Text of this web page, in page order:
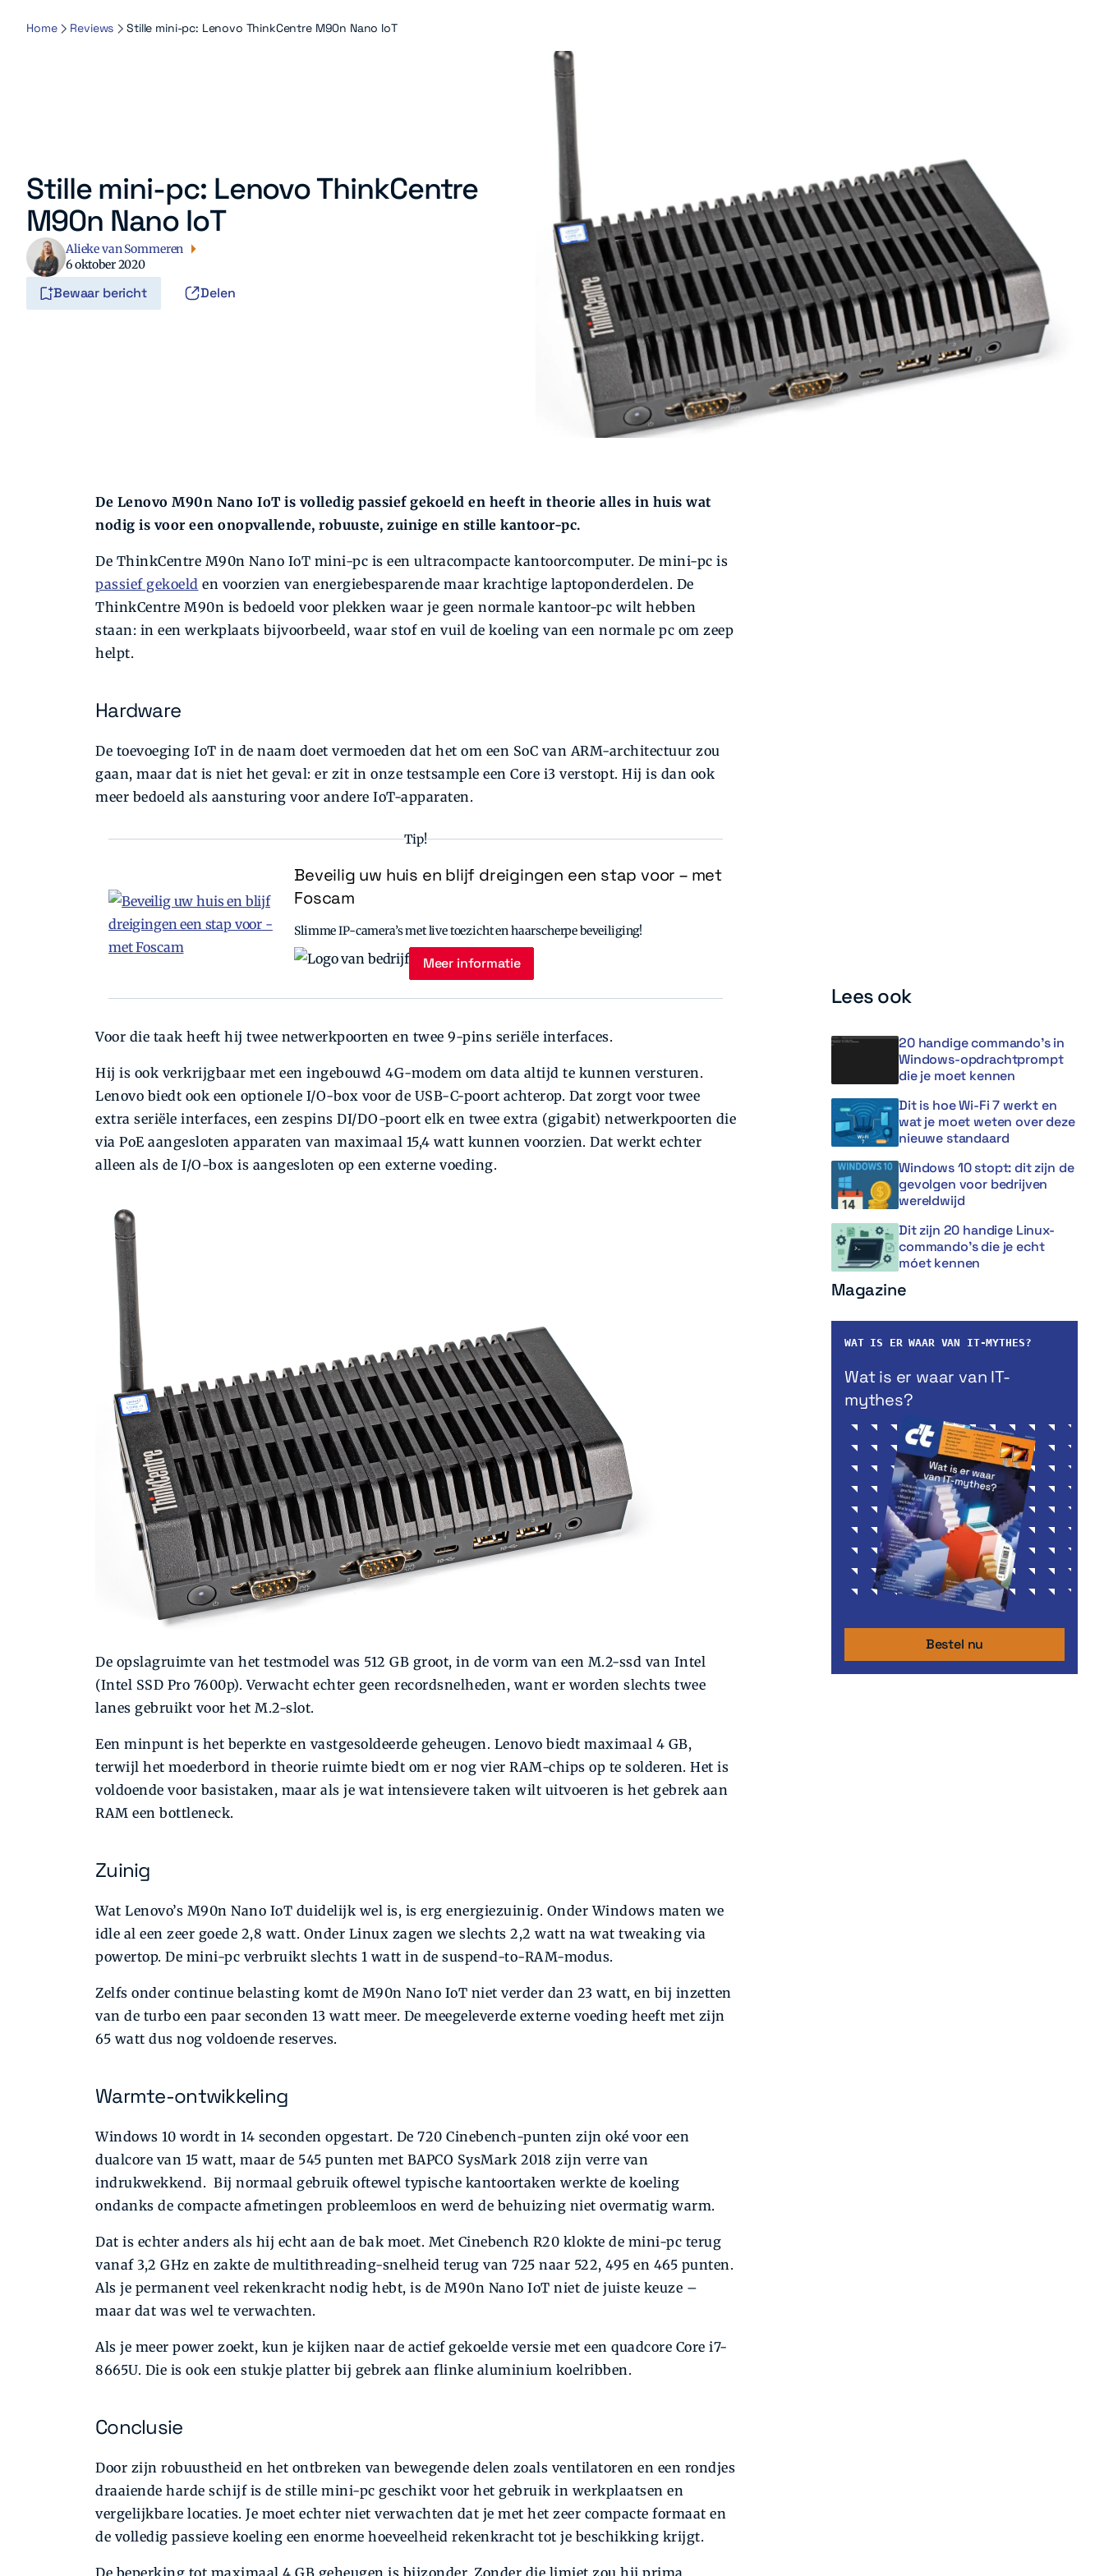
Home Reviews Stille mini-pc: Lenovo ThinkCentre M90n Nano IoT
Stille mini-pc: Lenovo ThinkCentre
M90n Nano IoT
Alieke van Sommeren
6 oktober 2020
Bewaar bericht Delen
De Lenovo M90n Nano IoT is volledig passief gekoeld en heeft in theorie alles in huis wat
nodig is voor een onopvallende, robuuste, zuinige en stille kantoor-pc.
De ThinkCentre M90n Nano IoT mini-pc is een ultracompacte kantoorcomputer. De mini-pc is
passief gekoeld en voorzien van energiebesparende maar krachtige laptop­onderdelen. De
ThinkCentre M90n is bedoeld voor plekken waar je geen normale kantoor-pc wilt hebben
staan: in een werkplaats bijvoorbeeld, waar stof en vuil de koeling van een normale pc om zeep
helpt.
Hardware
De toevoeging IoT in de naam doet vermoeden dat het om een SoC van ARM-architectuur zou
gaan, maar dat is niet het geval: er zit in onze testsample een Core i3 verstopt. Hij is dan ook
meer bedoeld als aansturing voor andere IoT-apparaten.
Tip!
Beveilig uw huis en blijf dreigingen een stap voor – met
Foscam
Slimme IP-camera’s met live toezicht en haarscherpe beveiliging!
Meer informatie
Voor die taak heeft hij twee netwerkpoorten en twee 9-pins seriële interfaces.
Hij is ook verkrijgbaar met een ingebouwd 4G-modem om data altijd te kunnen versturen.
Lenovo biedt ook een optionele I/O-box voor de USB-C-poort achterop. Dat zorgt voor twee
extra seriële interfaces, een zespins DI/DO-poort elk en twee extra (gigabit) netwerkpoorten die
via PoE aangesloten apparaten van maximaal 15,4 watt kunnen voorzien. Dat werkt echter
alleen als de I/O-box is aangesloten op een externe voeding.
De opslagruimte van het testmodel was 512 GB groot, in de vorm van een M.2-ssd van Intel
(Intel SSD Pro 7600p). Verwacht echter geen recordsnelheden, want er worden slechts twee
lanes gebruikt voor het M.2-slot.
Een minpunt is het beperkte en vastgesoldeerde geheugen. Lenovo biedt maximaal 4 GB,
terwijl het moederbord in theorie ruimte biedt om er nog vier RAM-chips op te solderen. Het is
voldoende voor basistaken, maar als je wat intensievere taken wilt uitvoeren is het gebrek aan
RAM een bottleneck.
Zuinig
Wat Lenovo’s M90n Nano IoT duidelijk wel is, is erg energiezuinig. Onder Windows maten we
idle al een zeer goede 2,8 watt. Onder Linux zagen we slechts 2,2 watt na wat tweaking via
powertop. De mini-pc verbruikt slechts 1 watt in de suspend-to-RAM-modus.
Zelfs onder continue belasting komt de M90n Nano IoT niet verder dan 23 watt, en bij inzetten
van de turbo een paar seconden 13 watt meer. De meegeleverde externe voeding heeft met zijn
65 watt dus nog voldoende reserves.
Warmte-ontwikkeling
Windows 10 wordt in 14 seconden opgestart. De 720 Cinebench-punten zijn oké voor een
dualcore van 15 watt, maar de 545 punten met BAPCO SysMark 2018 zijn verre van
indrukwekkend. Bij normaal gebruik oftewel typische kantoortaken werkte de koeling
ondanks de compacte afmetingen probleemloos en werd de behuizing niet overmatig warm.
Dat is echter anders als hij echt aan de bak moet. Met Cinebench R20 klokte de mini-­pc terug
vanaf 3,2 GHz en zakte de multithreading-snelheid terug van 725 naar 522, 495 en 465 punten.
Als je permanent veel rekenkracht nodig hebt, is de M90n Nano IoT niet de juiste keuze –
maar dat was wel te verwachten.
Als je meer power zoekt, kun je kijken naar de actief gekoelde versie met een quadcore Core i7-
8665U. Die is ook een stukje platter bij gebrek aan flinke aluminium koelribben.
Conclusie
Door zijn robuustheid en het ontbreken van bewegende delen zoals ventilatoren en een rondjes
draaiende harde schijf is de stille mini-pc geschikt voor het gebruik in werkplaatsen en
vergelijkbare locaties. Je moet echter niet verwachten dat je met het zeer compacte formaat en
de volledig passieve koeling een enorme hoeveelheid rekenkracht tot je beschikking krijgt.
Lees ook
20 handige commando’s in
Windows-opdrachtprompt
die je moet kennen
Dit is hoe Wi-Fi 7 werkt en
wat je moet weten over deze
nieuwe standaard
Windows 10 stopt: dit zijn de
gevolgen voor bedrijven
wereldwijd
Dit zijn 20 handige Linux-
commando’s die je echt
móet kennen
Magazine
WAT IS ER WAAR VAN IT-MYTHES?
Wat is er waar van IT-
mythes?
Bestel nu